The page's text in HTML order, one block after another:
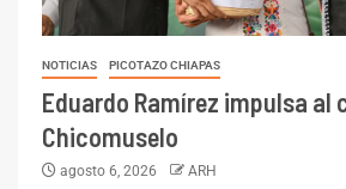
NOTICIAS PICOTAZO CHIAPAS
Eduardo Ramírez impulsa al
Chicomuselo
agosto 6, 2026 ARH